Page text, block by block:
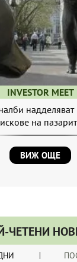
INVESTOR MEET
надделяват
на
ВИЖ ОЩЕ
ЧЕТЕНИ